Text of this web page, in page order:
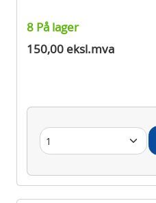
8 På lager
150,00 eksl.mva